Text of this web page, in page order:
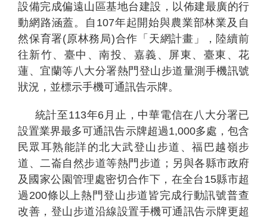
設備完成偏遠山區基地台建設，以佈建最廣的行
動網路涵蓋。自107年起開始與農業部林業及自
然保育署(原林務局)合作「天網計畫」，陸續前
往新竹、臺中、南投、嘉義、屏東、臺東、花
蓮、宜蘭等八大分署熱門登山步道量測手機訊號
狀況，並標示手機可通訊告示牌。
統計至113年6月止，中華電信在八大分署已
設置業界最多可通訊告示牌超過1,000多處，包含
民眾耳熟能詳的北大武登山步道、福巴越嶺步
道、二崙自然步道等熱門步道；另與各縣市政府
及國家公園管理處密切合作下，在全台15縣市超
過200條以上熱門登山步道皆完成行動訊號普查
改善，登山步道沿線設置手機可通訊告示牌更超